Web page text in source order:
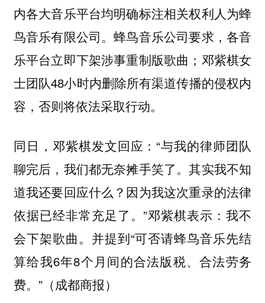
内各大音乐平台均明确标注相关权利人为蜂
鸟音乐有限公司。蜂鸟音乐公司要求，各音
乐平台立即下架涉事重制版歌曲；邓紫棋女
士团队48小时内删除所有渠道传播的侵权内
容，否则将依法采取行动。
同日，邓紫棋发文回应：“与我的律师团队
聊完后，我们都无奈摊手笑了。其实我不知
道我还要回应什么？因为我这次重录的法律
依据已经非常充足了。”邓紫棋表示：我不
会下架歌曲。并提到“可否请蜂鸟音乐先结
算给我6年8个月间的合法版税、合法劳务
费。”（成都商报）